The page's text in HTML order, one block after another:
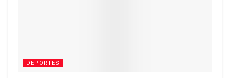
DEPORTES